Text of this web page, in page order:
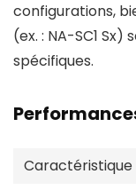
configurations,
(ex. : NA-SC1
spécifiques.
Caractéristique